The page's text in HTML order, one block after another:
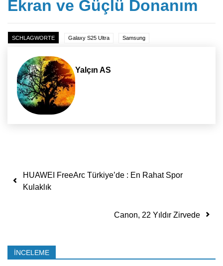
Ekran ve Güçlü Donanım
SCHLAGWORTE Galaxy S25 Ultra Samsung
Yalçın AS
Yazı dolaşımı
HUAWEI FreeArc Türkiye’de : En Rahat Spor
Kulaklık
Canon, 22 Yıldır Zirvede
İNCELEME